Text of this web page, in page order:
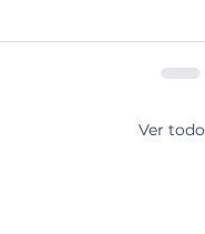
Ver todo